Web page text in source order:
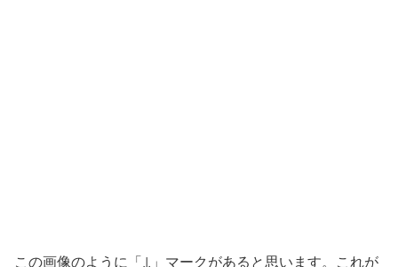
この画像のように「↓」マークがあると思います。これが